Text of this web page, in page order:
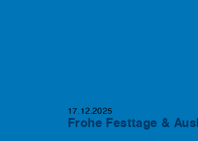
17.12.2025
Frohe Festtage &